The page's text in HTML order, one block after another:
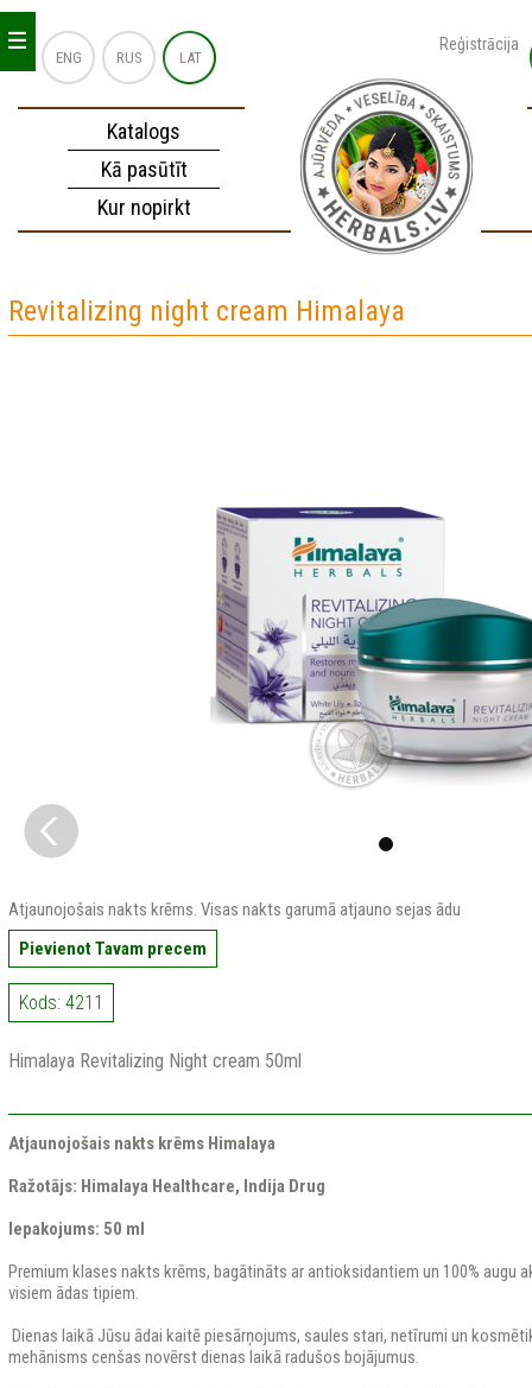
ENG RUS LAT
Reģistrācija
Katalogs
Kā pasūtīt
Kur nopirkt
_
_
_
Revitalizing night cream Himalaya
Atjaunojošais nakts krēms. Visas nakts garumā atjauno sejas ādu
Pievienot Tavam precem
Kods: 4211
Himalaya Revitalizing Night cream 50ml
Atjaunojošais nakts krēms Himalaya
Ražotājs: Himalaya Healthcare, Indija Drug
Iepakojums: 50 ml
Premium klases nakts krēms, bagātināts ar antioksidantiem un 100% augu
visiem ādas tipiem.
Dienas laikā Jūsu ādai kaitē piesārņojums, saules stari, netīrumi un
mehānisms cenšas novērst dienas laikā radušos bojājumus.